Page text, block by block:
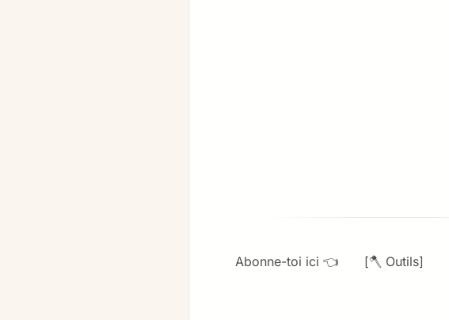
Abonne-toi ici 👈 [🪓 Outils]